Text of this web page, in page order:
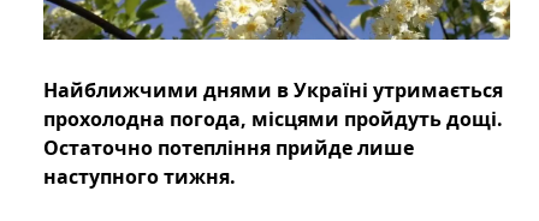
Найближчими днями в Україні утримається
прохолодна погода, місцями пройдуть дощі.
Остаточно потепління прийде лише
наступного тижня.